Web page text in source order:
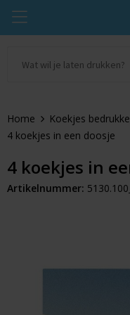
Chocolade
Pepermunt
Kauwgom
Alle promosupply
Oranje artikelen
Dag van de Zorg
Door de
Sportlife
Chupa Chups
Pringles
Home Koekjes
4 koekjes in een doosje
4 koekjes in
Artikelnummer: